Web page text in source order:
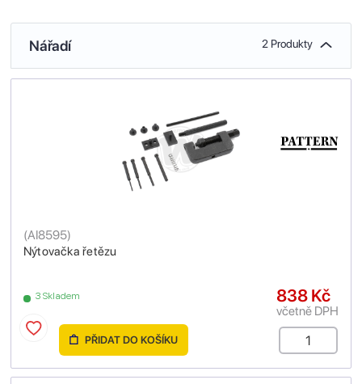
Nářadí 2 Produkty
Nýtovačka řetězu
(AI8595)
3 Skladem 838 Kč
včetně DPH
PŘIDAT DO KOŠÍKU